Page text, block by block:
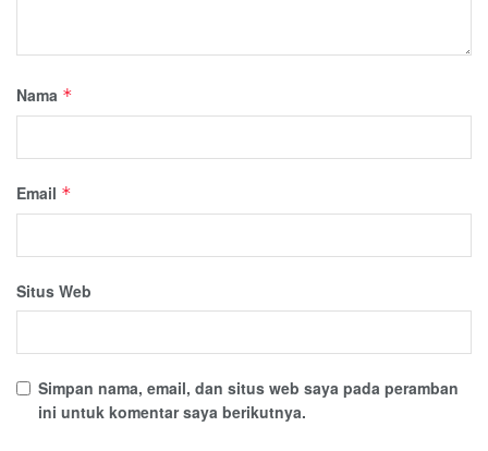
Nama *
Email *
Situs Web
Simpan nama, email, dan situs web saya pada peramban
ini untuk komentar saya berikutnya.